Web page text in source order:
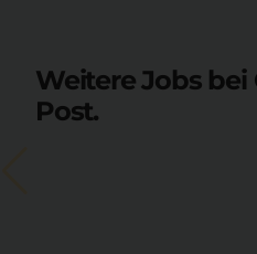
Weitere Jobs
Post.